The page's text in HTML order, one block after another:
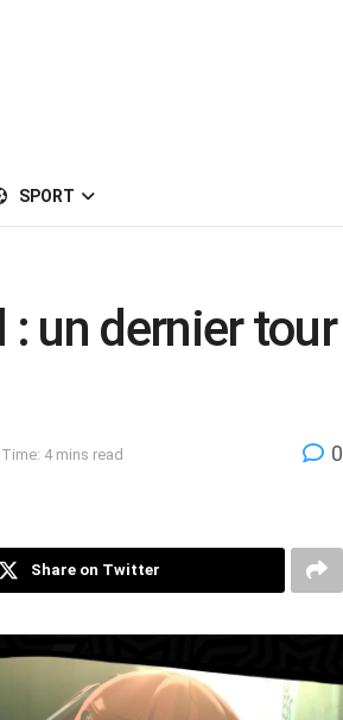
SPORT
: un dernier tour
4 mins read 0
Share on Twitter